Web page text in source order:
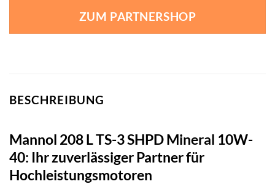
ZUM PARTNERSHOP
BESCHREIBUNG
Mannol 208 L TS-3 SHPD Mineral 10W-
40: Ihr zuverlässiger Partner für
Hochleistungsmotoren